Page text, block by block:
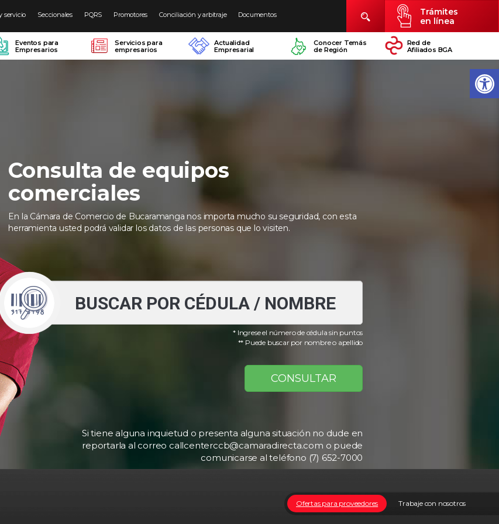
servicio Seccionales PQRS Promotores Conciliación y arbitraje Documentos
Trámites
en línea
Eventos para
Empresarios
Servicios para
empresarios
Actualidad
Empresarial
Conocer Temás
de Región
Red de
Afiliados BGA
Consulta de equipos
comerciales
En la Cámara de Comercio de Bucaramanga nos importa mucho su seguridad, con esta
herramienta usted podrá validar los datos de las personas que lo visiten.
* Ingrese el número de cédula sin puntos
** Puede buscar por nombre o apellido
CONSULTAR
Si tiene alguna inquietud o presenta alguna situación no dude en
reportarla al correo callcenterccb@camaradirecta.com o puede
comunicarse al teléfono (7) 652-7000
Trabaje con nosotros
Ofertas para proveedores